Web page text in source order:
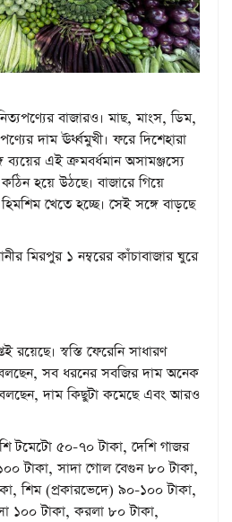
বাজারও। মাছ, মাংস, ডিম,
দাম ঊর্ধ্বমুখী। ফরে দিশেহারা
এই ক্রমবর্ধমান অসামঞ্জস্যে
হয়ে উঠছে। বাজারে গিয়ে
খেতে হচ্ছে। সেই সঙ্গে বাড়ছে
মিরপুর ১ নম্বরের কাঁচাবাজার ঘুরে
রয়েছে। স্বস্তি ফেরেনি সাধারণ
বলছেন, সব ধরনের সবজির দাম অনেক
বলছেন, দাম কিছুটা কমেছে এবং আরও
টমেটো ৫০-৭০ টাকা, দেশি গাজর
টাকা, সাদা গোল বেগুন ৮০ টাকা,
শিম (প্রকারভেদে) ৯০-১০০ টাকা,
১০০ টাকা, করলা ৮০ টাকা,